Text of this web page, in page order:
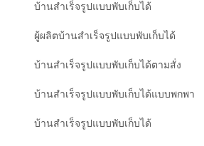
บ้านสำเร็จรูปแบบพับเก็บได้
ผู้ผลิตบ้านสำเร็จรูปแบบพับเก็บได้
บ้านสำเร็จรูปแบบพับเก็บได้ตามสั่ง
บ้านสำเร็จรูปแบบพับเก็บได้แบบพกพา
บ้านสำเร็จรูปแบบพับเก็บได้